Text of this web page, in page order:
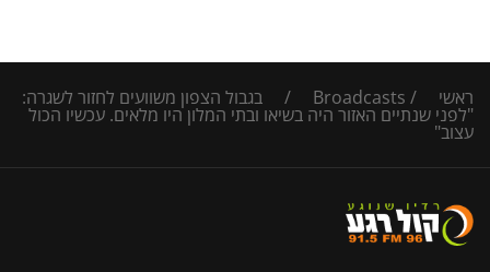
ראשי /
Broadcasts
/ בגבול הצפון משוועים לחזור לשגרה:
"לפני שנתיים האזור היה בשיאו ובתי המלון היו מלאים. עכשיו הכול
עצוב"